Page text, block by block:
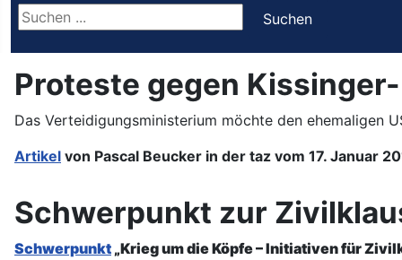
Suchen ...
Suchen
Proteste gegen
Das Verteidigungsministerium möchte den ehemaligen
Artikel von Pascal Beucker in der taz vom 17. Januar
Schwerpunkt zur
Schwerpunkt „Krieg um die Köpfe– Initiativen für